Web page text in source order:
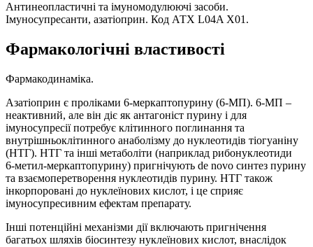
Антинеопластичні та імуномодулюючі засоби.
Імуносупресанти, азатіоприн. Код АТХ L04A X01.
Фармакологічні властивості
Фармакодинаміка.
Азатіоприн є проліками 6‑меркаптопурину (6‑МП). 6‑МП –
неактивний, але він діє як антагоніст пурину і для
імуносупресії потребує клітинного поглинання та
внутрішньоклітинного анаболізму до нуклеотидів тіогуаніну
(НТГ). НТГ та інші метаболіти (наприклад рибонуклеотиди
6‑метил-меркаптопурину) пригнічують de novo синтез пурину
та взаємоперетворення нуклеотидів пурину. НТГ також
інкорпоровані до нуклеїнових кислот, і це сприяє
імуносупресивним ефектам препарату.
Інші потенційні механізми дії включають пригнічення
багатьох шляхів біосинтезу нуклеїнових кислот, внаслідок